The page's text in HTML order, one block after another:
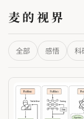
麦的视界
全部 感悟 科